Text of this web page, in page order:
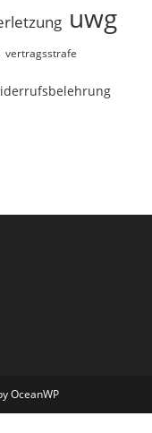
uwg
vertragsstrafe
OceanWP